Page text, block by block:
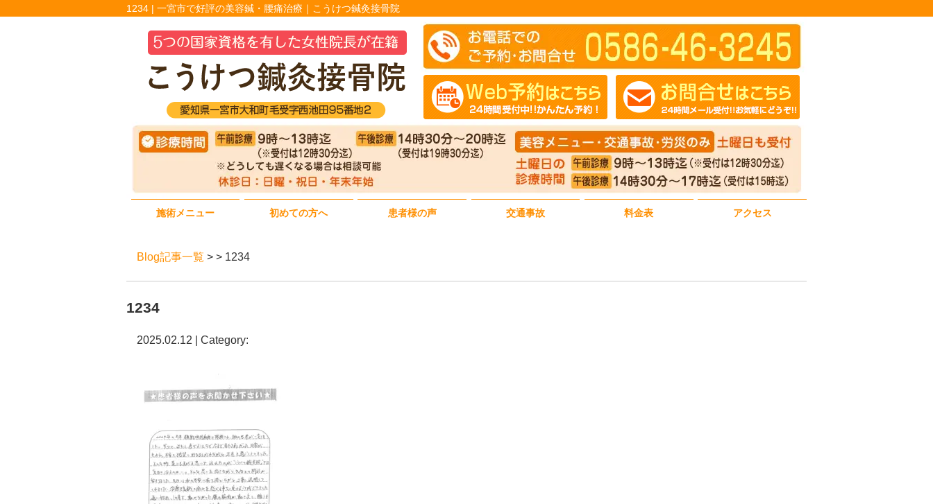
1234 | 一宮市で好評の美容鍼・腰痛治療｜こうけつ鍼灸接骨院
施術メニュー 初めての方へ 患者様の声 交通事故 料金表 アクセス
Blog記事一覧 > > 1234
1234
2025.02.12 | Category: